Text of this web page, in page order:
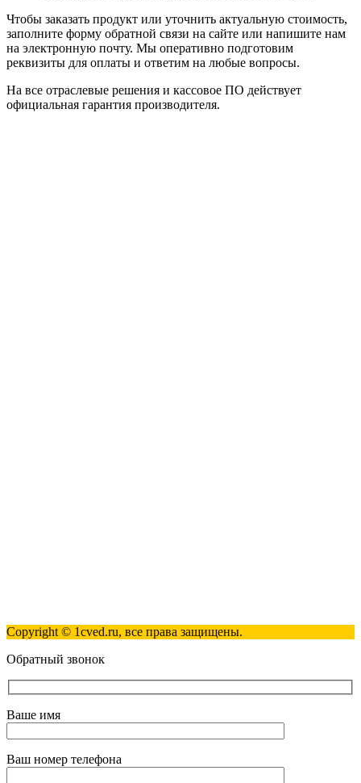
Чтобы заказать продукт или уточнить актуальную стоимость,
заполните форму обратной связи на сайте или напишите нам
на электронную почту. Мы оперативно подготовим
реквизиты для оплаты и ответим на любые вопросы.
На все отраслевые решения и кассовое ПО действует
официальная гарантия производителя.
Copyright © 1cved.ru, все права защищены.
Обратный звонок
Ваше имя
Ваш номер телефона